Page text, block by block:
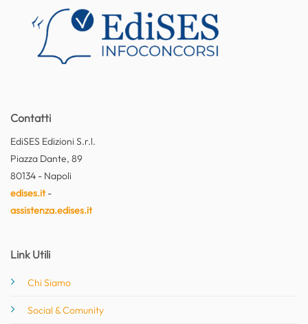
Contatti
EdiSES Edizioni S.r.l.
Piazza Dante, 89
80134 - Napoli
edises.it-
assistenza.edises.it
Link Utili
Chi Siamo
Social & Comunity